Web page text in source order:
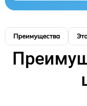
Преимущества